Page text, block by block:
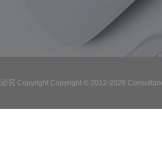
必究 Copyright Copyright © 2012-2026